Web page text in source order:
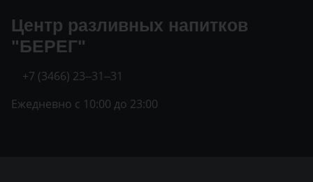
Центр разливных напитков
"БЕРЕГ"
+7 (3466) 23‒31‒31
Ежедневно с 10:00 до 23:00